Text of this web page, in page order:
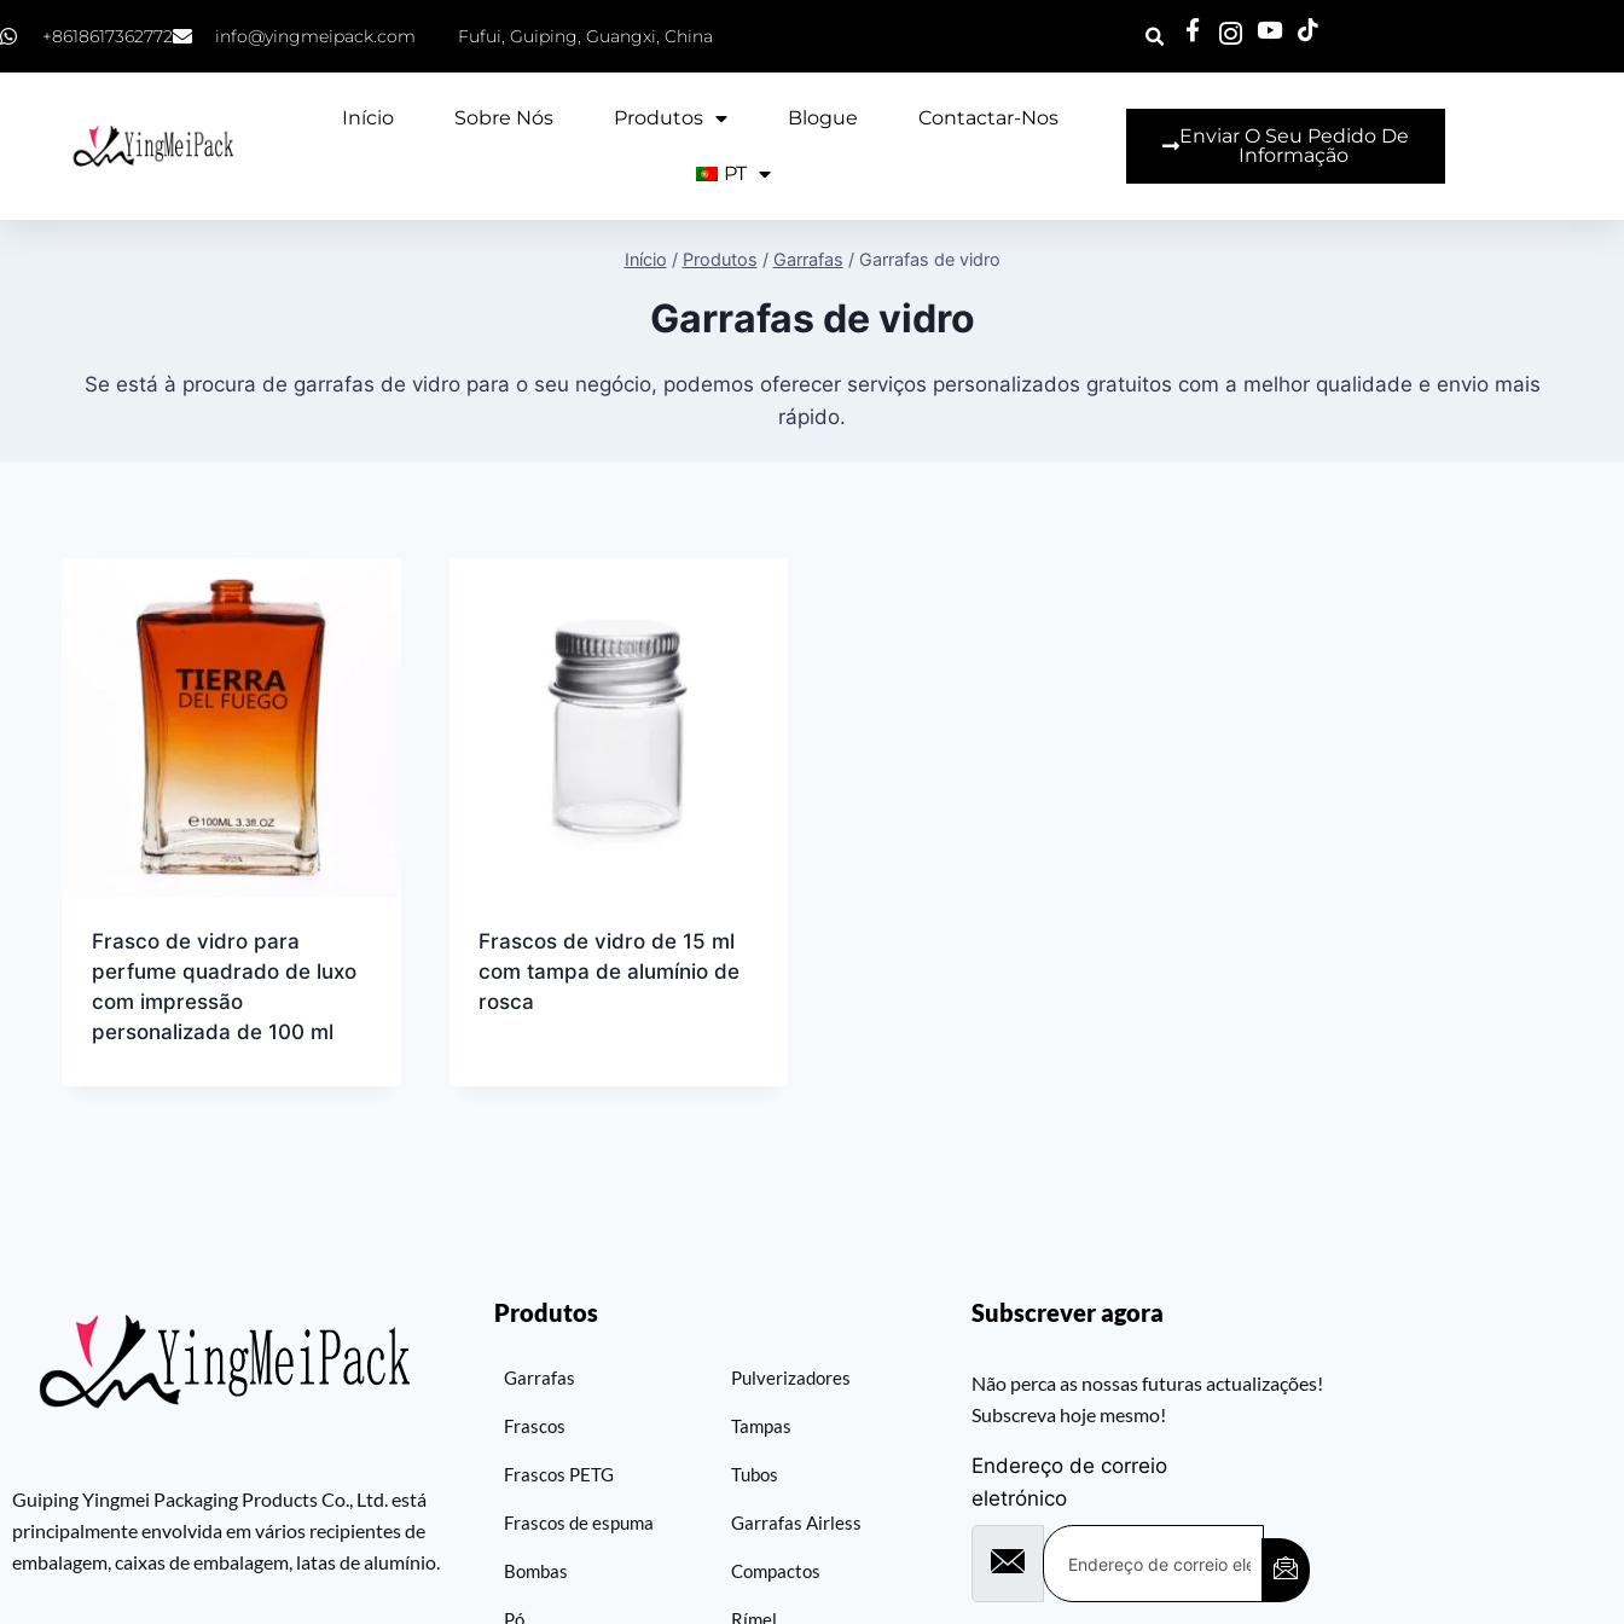
+8618617362772 info@yingmeipack.com Fufui, Guiping, Guangxi, China
Início Sobre Nós Produtos Blogue Contactar-Nos
PT
Enviar O Seu Pedido De
Informação
Início / Produtos / Garrafas / Garrafas de vidro
Garrafas de vidro
Se está à procura de garrafas de vidro para o seu negócio, podemos oferecer serviços personalizados gratuitos com a melhor qualidade e envio mais
rápido.
Frasco de vidro para
perfume quadrado de luxo
com impressão
personalizada de 100 ml
Frascos de vidro de 15 ml
com tampa de alumínio de
rosca
Guiping Yingmei Packaging Products Co., Ltd. está
principalmente envolvida em vários recipientes de
embalagem, caixas de embalagem, latas de alumínio.
Produtos
Garrafas
Frascos
Frascos PETG
Frascos de espuma
Bombas
Pó
Pulverizadores
Tampas
Tubos
Garrafas Airless
Compactos
Rímel
Subscrever agora
Não perca as nossas futuras actualizações!
Subscreva hoje mesmo!
Endereço de correio
eletrónico